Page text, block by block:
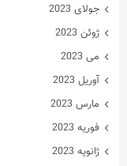
جولای 2023
ژوئن 2023
می 2023
آوریل 2023
مارس 2023
فوریه 2023
ژانویه 2023